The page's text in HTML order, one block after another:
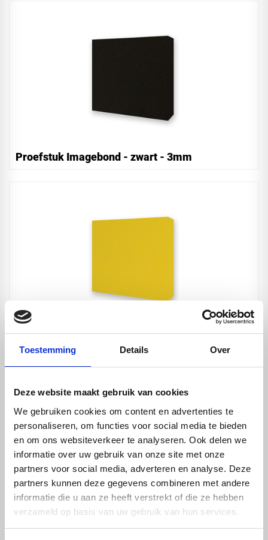
Toestemming Details Over
Deze website maakt gebruik van cookies
We gebruiken cookies om content en advertenties te
personaliseren, om functies voor social media te bieden
en om ons websiteverkeer te analyseren. Ook delen we
informatie over uw gebruik van onze site met onze
partners voor social media, adverteren en analyse. Deze
partners kunnen deze gegevens combineren met andere
informatie die u aan ze heeft verstrekt of die ze hebben
verzameld op basis van uw gebruik van hun services.
Proefstuk Imagebond - zwart - 3mm
Proefstuk Imagebond - geel - 3mm
Proefstuk Imagebond - rood - 3mm